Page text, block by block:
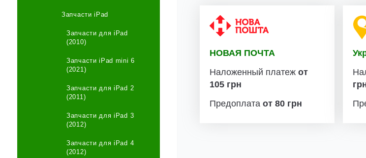
Запчасти iPad
Запчасти для iPad
(2010)
Запчасти iPad mini 6
(2021)
Запчасти для iPad 2
(2011)
Запчасти для iPad 3
(2012)
Запчасти для iPad 4
(2012)
НОВАЯ ПОЧТА
Наложенный платеж от
105 грн
Предоплата от 80 грн